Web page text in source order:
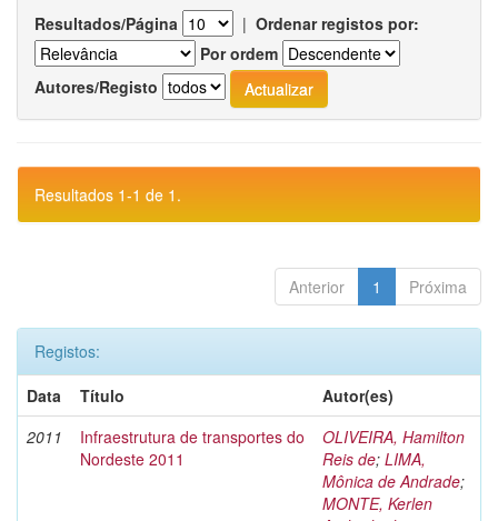
Resultados/Página | Ordenar registos por:
Por ordem
Autores/Registo
Resultados 1-1 de 1.
Anterior 1 Próxima
Registos:
Data
Título
Autor(es)
2011
Infraestrutura de transportes do
Nordeste 2011
OLIVEIRA, Hamilton
Reis de; LIMA,
Mônica de Andrade;
MONTE, Kerlen